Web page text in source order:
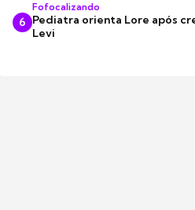
6
Fofocalizando
Pediatra orienta Lore após
Levi